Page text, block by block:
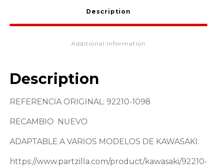
Description
Additional Information
Description
REFERENCIA ORIGINAL: 92210-1098
RECAMBIO NUEVO
ADAPTABLE A VARIOS MODELOS DE KAWASAKI:
https://www.partzilla.com/product/kawasaki/92210-